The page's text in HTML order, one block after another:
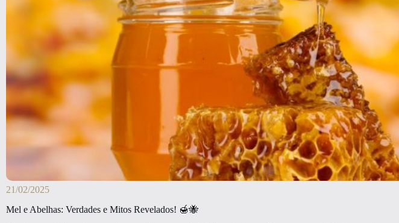
21/02/2025
Mel e Abelhas: Verdades e Mitos Revelados! 🍯🐝